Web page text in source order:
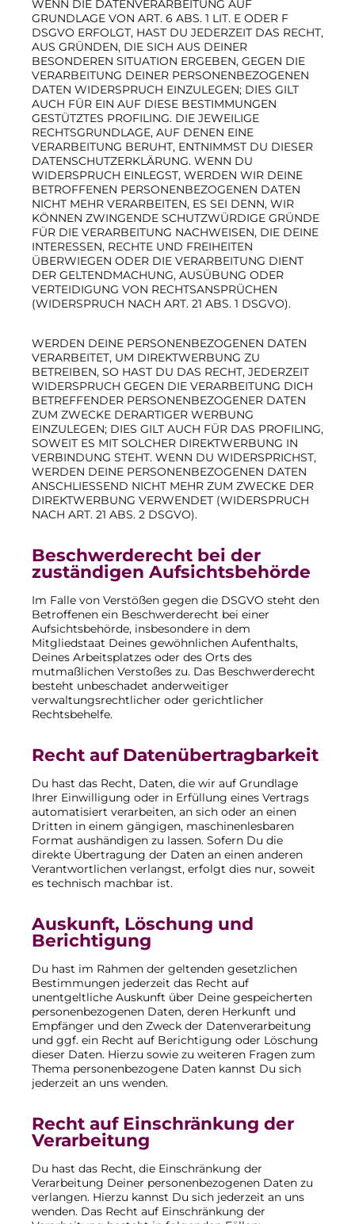
WENN DIE DATENVERARBEITUNG AUF
GRUNDLAGE VON ART. 6 ABS. 1 LIT. E ODER F
DSGVO ERFOLGT, HAST DU JEDERZEIT DAS RECHT,
AUS GRÜNDEN, DIE SICH AUS DEINER
BESONDEREN SITUATION ERGEBEN, GEGEN DIE
VERARBEITUNG DEINER PERSONENBEZOGENEN
DATEN WIDERSPRUCH EINZULEGEN; DIES GILT
AUCH FÜR EIN AUF DIESE BESTIMMUNGEN
GESTÜTZTES PROFILING. DIE JEWEILIGE
RECHTSGRUNDLAGE, AUF DENEN EINE
VERARBEITUNG BERUHT, ENTNIMMST DU DIESER
DATENSCHUTZERKLÄRUNG. WENN DU
WIDERSPRUCH EINLEGST, WERDEN WIR DEINE
BETROFFENEN PERSONENBEZOGENEN DATEN
NICHT MEHR VERARBEITEN, ES SEI DENN, WIR
KÖNNEN ZWINGENDE SCHUTZWÜRDIGE GRÜNDE
FÜR DIE VERARBEITUNG NACHWEISEN, DIE DEINE
INTERESSEN, RECHTE UND FREIHEITEN
ÜBERWIEGEN ODER DIE VERARBEITUNG DIENT
DER GELTENDMACHUNG, AUSÜBUNG ODER
VERTEIDIGUNG VON RECHTSANSPRÜCHEN
(WIDERSPRUCH NACH ART. 21 ABS. 1 DSGVO).
WERDEN DEINE PERSONENBEZOGENEN DATEN
VERARBEITET, UM DIREKTWERBUNG ZU
BETREIBEN, SO HAST DU DAS RECHT, JEDERZEIT
WIDERSPRUCH GEGEN DIE VERARBEITUNG DICH
BETREFFENDER PERSONENBEZOGENER DATEN
ZUM ZWECKE DERARTIGER WERBUNG
EINZULEGEN; DIES GILT AUCH FÜR DAS PROFILING,
SOWEIT ES MIT SOLCHER DIREKTWERBUNG IN
VERBINDUNG STEHT. WENN DU WIDERSPRICHST,
WERDEN DEINE PERSONENBEZOGENEN DATEN
ANSCHLIESSEND NICHT MEHR ZUM ZWECKE DER
DIREKTWERBUNG VERWENDET (WIDERSPRUCH
NACH ART. 21 ABS. 2 DSGVO).
Beschwerde­recht bei der
zuständigen Aufsichts­behörde
Im Falle von Verstößen gegen die DSGVO steht den
Betroffenen ein Beschwerderecht bei einer
Aufsichtsbehörde, insbesondere in dem
Mitgliedstaat Deines gewöhnlichen Aufenthalts,
Deines Arbeitsplatzes oder des Orts des
mutmaßlichen Verstoßes zu. Das Beschwerderecht
besteht unbeschadet anderweitiger
verwaltungsrechtlicher oder gerichtlicher
Rechtsbehelfe.
Recht auf Daten­übertrag­barkeit
Du hast das Recht, Daten, die wir auf Grundlage
Ihrer Einwilligung oder in Erfüllung eines Vertrags
automatisiert verarbeiten, an sich oder an einen
Dritten in einem gängigen, maschinenlesbaren
Format aushändigen zu lassen. Sofern Du die
direkte Übertragung der Daten an einen anderen
Verantwortlichen verlangst, erfolgt dies nur, soweit
es technisch machbar ist.
Auskunft, Löschung und
Berichtigung
Du hast im Rahmen der geltenden gesetzlichen
Bestimmungen jederzeit das Recht auf
unentgeltliche Auskunft über Deine gespeicherten
personenbezogenen Daten, deren Herkunft und
Empfänger und den Zweck der Datenverarbeitung
und ggf. ein Recht auf Berichtigung oder Löschung
dieser Daten. Hierzu sowie zu weiteren Fragen zum
Thema personenbezogene Daten kannst Du sich
jederzeit an uns wenden.
Recht auf Einschränkung der
Verarbeitung
Du hast das Recht, die Einschränkung der
Verarbeitung Deiner personenbezogenen Daten zu
verlangen. Hierzu kannst Du sich jederzeit an uns
wenden. Das Recht auf Einschränkung der